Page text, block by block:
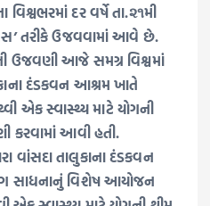
વિશ્વભરમાં દર વર્ષે તા.૨૧મી
તરીકે ઉજવવામાં આવે છે.
ઉજવણી આજે સમગ્ર વિશ્વમાં
દંડકવન આશ્રમ ખાતે
એક સ્વાસ્થ્ય માટે યોગની
કરવામાં આવી હતી.
વાંસદા તાલુકાના દંડકવન
સાધનાનું વિશેષ આયોજન